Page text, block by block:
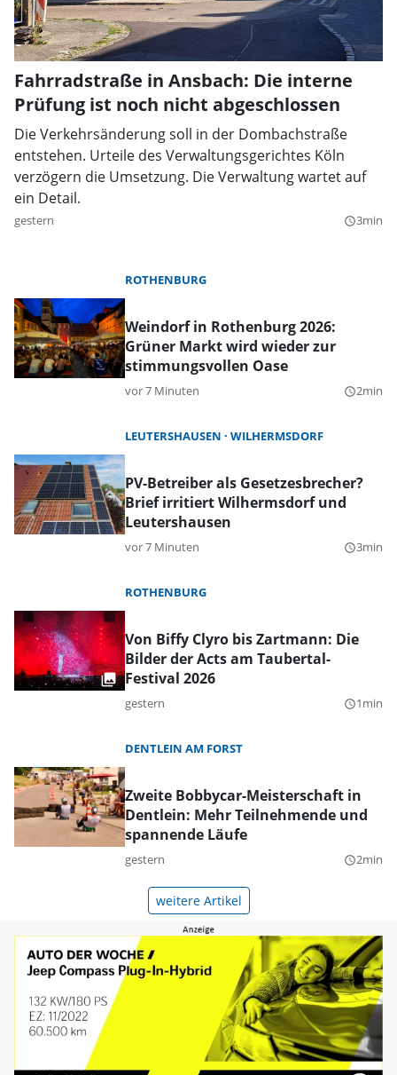
Fahrradstraße in Ansbach: Die interne
Prüfung ist noch nicht abgeschlossen
Die Verkehrsänderung soll in der Dombachstraße
entstehen. Urteile des Verwaltungsgerichtes Köln
verzögern die Umsetzung. Die Verwaltung wartet auf
ein Detail.
gestern query_builder3min
ROTHENBURG
Weindorf in Rothenburg 2026:
Grüner Markt wird wieder zur
stimmungsvollen Oase
vor 7 Minuten query_builder2min
LEUTERSHAUSEN WILHERMSDORF
PV-Betreiber als Gesetzesbrecher?
Brief irritiert Wilhermsdorf und
Leutershausen
vor 7 Minuten query_builder3min
ROTHENBURG
Von Biffy Clyro bis Zartmann: Die
Bilder der Acts am Taubertal-
Festival 2026
gestern query_builder1min
DENTLEIN AM FORST
Zweite Bobbycar-Meisterschaft in
Dentlein: Mehr Teilnehmende und
spannende Läufe
gestern query_builder2min
weitere Artikel